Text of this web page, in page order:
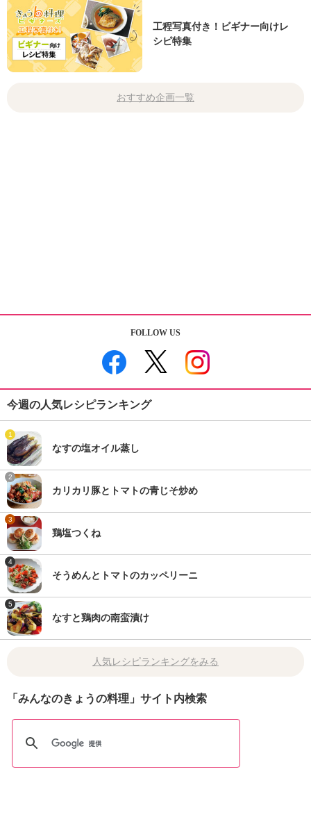
工程写真付き！ビギナー向けレ
シピ特集
おすすめ企画一覧
FOLLOW US
今週の人気レシピランキング
1
なすの塩オイル蒸し
2
カリカリ豚とトマトの青じそ炒め
3
鶏塩つくね
4
そうめんとトマトのカッペリーニ
5
なすと鶏肉の南蛮漬け
人気レシピランキングをみる
「みんなのきょうの料理」サイト内検索